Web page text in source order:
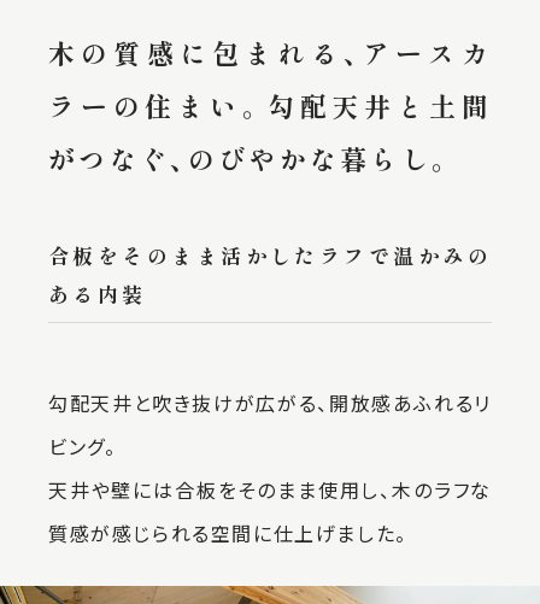
木の質感に包まれる、アースカ
ラーの住まい。勾配天井と土間
がつなぐ、のびやかな暮らし。
合板をそのまま活かしたラフで温かみの
ある内装
勾配天井と吹き抜けが広がる、開放感あふれるリ
ビング。
天井や壁には合板をそのまま使用し、木のラフな
質感が感じられる空間に仕上げました。